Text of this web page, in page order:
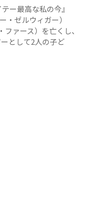
ー最高な私の今』
・ゼルウィガー）
ァース）を亡くし、
として2人の子ど